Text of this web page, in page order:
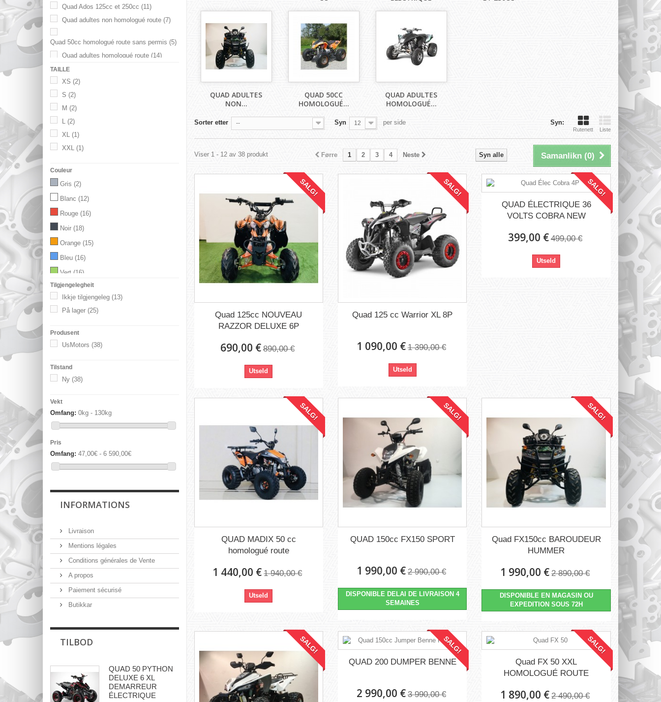
Quad Ados 125cc et 250cc (11)
Quad adultes non homologué route (7)
Quad 50cc homologué route sans permis (5)
Quad adultes homologué route (14)
TAILLE
XS (2)
S (2)
M (2)
(2)
XL
(1)
XXL
(1)
Couleur
Gris (2)
Blanc (12)
Rouge (16)
Noir (18)
Orange (15)
Bleu (16)
Vert (16)
Jaune(5)
Rose
(2)
camouflage
Graffiti(2)
NOIR MATT
Tilgjengelegheit
Ikkje tilgjengeleg (13)
På lager (25)
Produsent
UsMotors (38)
Tilstand
Ny (38)
Vekt
Omfang: 0kg - 130kg
Pris
Omfang: 47,00€ - 6 590,00€
INFORMATIONS
Livraison
Mentions légales
Conditions générales de Vente
A propos
Paiement sécurisé
Butikkar
TILBOD
QUAD 50 PYTHON
DELUXE 6 XL
DEMARREUR
ÉLECTRIQUE
QUAD ADULTES
NON...
QUAD 50CC
HOMOLOGUÉ...
QUAD ADULTES
HOMOLOGUÉ...
Syn:
Rutenett Liste
Sorter etter -- Syn 12 per side
Samanlikn (0)
Syn alle
Førre 1 2 3 4 Neste
Viser 1 - 12 av 38 produkt
SALG!
Quad 125cc NOUVEAU
RAZZOR DELUXE 6P
690,00 € 890,00 €
Utseld
SALG!
Quad 125 cc Warrior XL 8P
1 090,00 € 1 390,00 €
Utseld
SALG!
QUAD ÉLECTRIQUE 36
VOLTS COBRA NEW
399,00 € 499,00 €
Utseld
SALG!
QUAD MADIX 50 cc
homologué route
1 440,00 € 1 940,00 €
Utseld
SALG!
QUAD 150cc FX150 SPORT
1 990,00 € 2 990,00 €
DISPONIBLE DELAI DE LIVRAISON 4
SEMAINES
SALG!
Quad FX150cc BAROUDEUR
HUMMER
1 990,00 € 2 890,00 €
DISPONIBLE EN MAGASIN OU
EXPEDITION SOUS 72H
SALG! SALG!
QUAD 200 DUMPER BENNE
2 990,00 € 3 990,00 €
SALG!
Quad FX 50 XXL
HOMOLOGUÉ ROUTE
1 890,00 € 2 490,00 €